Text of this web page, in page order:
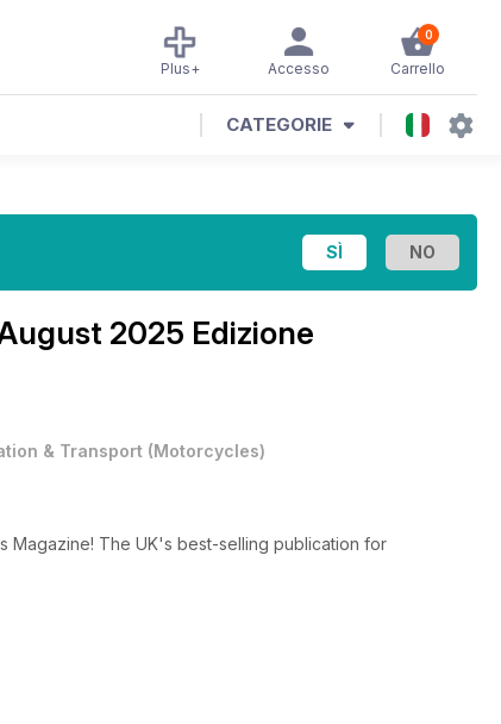
0
Carrello
Accesso
Plus+
CATEGORIE
2025 Edizione
& Transport (Motorcycles)
Magazine! The UK's best-selling publication for
features galore, products, great articles to peruse and